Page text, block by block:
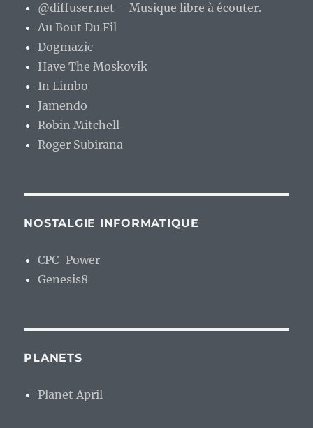
@diffuser.net – Musique libre à écouter.
Au Bout Du Fil
Dogmazic
Have The Moskovik
In Limbo
Jamendo
Robin Mitchell
Roger Subirana
NOSTALGIE INFORMATIQUE
CPC-Power
Genesis8
PLANETS
Planet April